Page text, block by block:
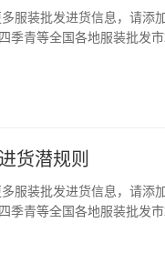
服装批发进货信息，请添
青等全国各地服装批发市
货潜规则
服装批发进货信息，请添
青等全国各地服装批发市